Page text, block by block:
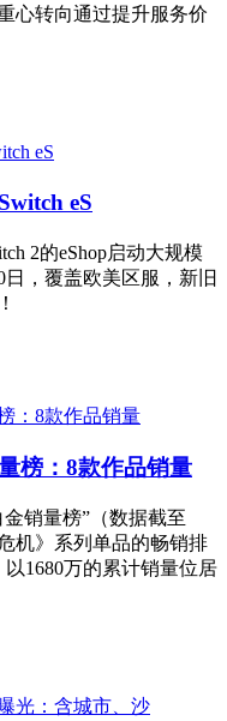
心转向通过提升服务价
eS
2的eShop启动大规模
，覆盖欧美区服，新旧
榜：8款作品销量
销量榜”（数据截至
机》系列单品的畅销排
1680万的累计销量位居